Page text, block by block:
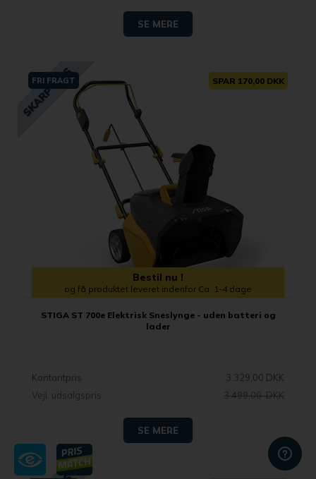
SE MERE
FRI FRAGT SPAR 170,00 DKK
Bestil nu !
og få produktet leveret indenfor Ca. 1-4 dage
STIGA ST 700e Elektrisk Sneslynge - uden batteri og
lader
Kontantpris
3.329,00 DKK
Vejl. udsalgspris
3.499,00 DKK
SE MERE